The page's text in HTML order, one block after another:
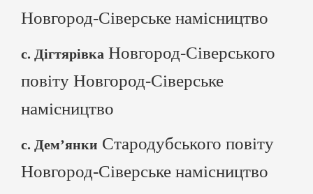
Новгород-Сіверське намісництво
с. Дігтярівка Новгород-Сіверського
повіту Новгород-Сіверське
намісництво
с. Дем’янки Стародубського повіту
Новгород-Сіверське намісництво